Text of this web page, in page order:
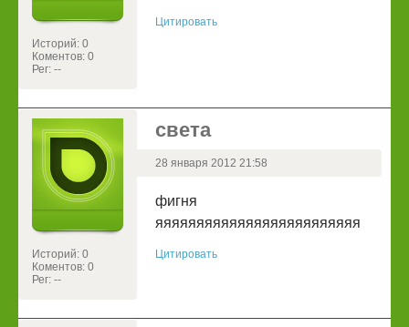
Историй: 0
Коментов: 0
Рег: --
Цитировать
Историй: 0
Коментов: 0
Рег: --
света
28 января 2012 21:58
фигня
яяяяяяяяяяяяяяяяяяяяяяяяя
Цитировать